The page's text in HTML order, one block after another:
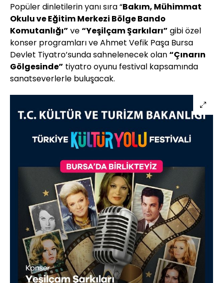
Popüler dinletilerin yanı sıra “Bakım, Mühimmat
Okulu ve Eğitim Merkezi Bölge Bando
Komutanlığı” ve“Yeşilçam Şarkıları” gibi özel
konser programları ve Ahmet Vefik Paşa Bursa
Devlet Tiyatro’sunda sahnelenecek olan“Çınarın
Gölgesinde” tiyatro oyunu festival kapsamında
sanatseverlerle buluşacak.